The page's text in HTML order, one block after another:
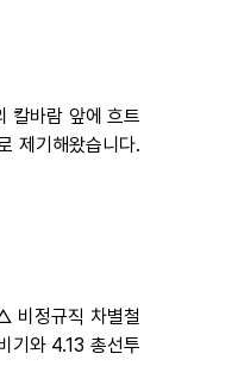
칼바람 앞에 흐트
제기해왔습니다.
비정규직 차별철
기와 4.13 총선투